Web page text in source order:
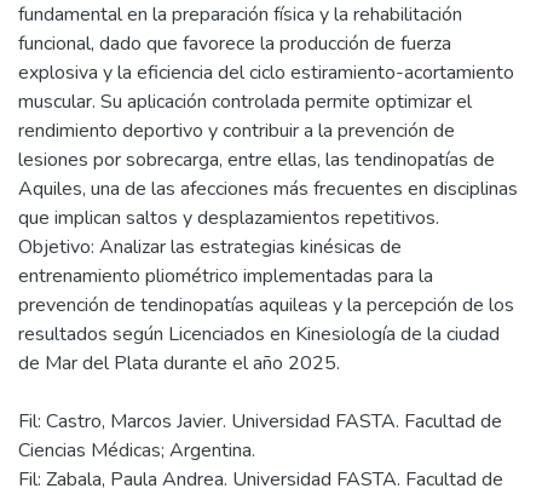
fundamental en la preparación física y la rehabilitación
funcional, dado que favorece la producción de fuerza
explosiva y la eficiencia del ciclo estiramiento-acortamiento
muscular. Su aplicación controlada permite optimizar el
rendimiento deportivo y contribuir a la prevención de
lesiones por sobrecarga, entre ellas, las tendinopatías de
Aquiles, una de las afecciones más frecuentes en disciplinas
que implican saltos y desplazamientos repetitivos.
Objetivo: Analizar las estrategias kinésicas de
entrenamiento pliométrico implementadas para la
prevención de tendinopatías aquileas y la percepción de los
resultados según Licenciados en Kinesiología de la ciudad
Fil: Castro, Marcos Javier. Universidad FASTA. Facultad de
Ciencias Médicas; Argentina.
Fil: Zabala, Paula Andrea. Universidad FASTA. Facultad de